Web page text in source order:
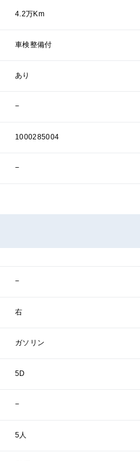
4.2万Km
車検整備付
あり
−
1000285004
−
−
右
ガソリン
5D
−
5人